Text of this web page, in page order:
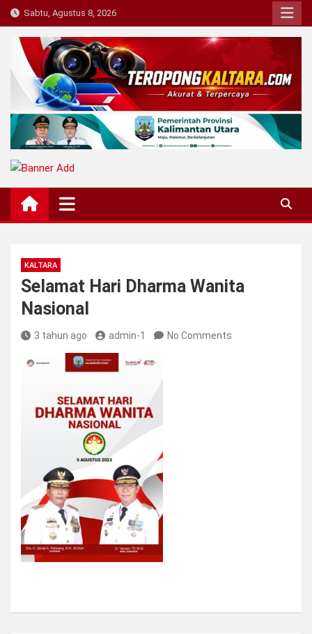
Skip
to
content
Sabtu, Agustus 8, 2026
Teropong Kaltara
Beranda Informasi Kalimantan Utara
KALTARA
Selamat Hari Dharma Wanita
Nasional
3 tahun ago admin-1 No Comments